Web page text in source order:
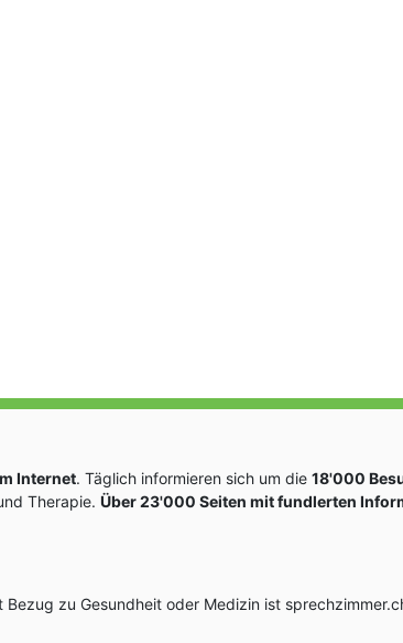
Internet. Täglich informieren sich um die 18'000
Therapie. Über 23'000 Seiten mit fundlerten
zu Gesundheit oder Medizin ist